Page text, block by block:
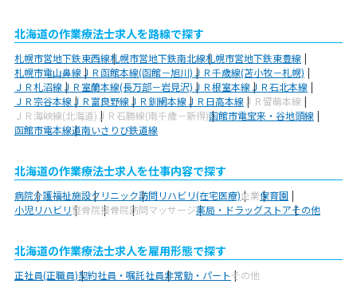
北海道の作業療法士求人を路線で探す
札幌市営地下鉄東西線札幌市営地下鉄南北線札幌市営地下鉄東豊線
札幌市電山鼻線ＪＲ函館本線(函館－旭川)ＪＲ千歳線(苫小牧－札幌)
ＪＲ札沼線ＪＲ室蘭本線(長万部－岩見沢)ＪＲ根室本線ＪＲ石北本線
ＪＲ宗谷本線ＪＲ富良野線ＪＲ釧網本線ＪＲ日高本線 ＪＲ留萌本線
ＪＲ海峡線(北海道) ＪＲ石勝線(南千歳－新得)函館市電宝来・谷地頭線
函館市電本線道南いさりび鉄道線
北海道の作業療法士求人を仕事内容で探す
病院介護福祉施設クリニック訪問リハビリ(在宅医療)企業保育園
小児リハビリ整骨院接骨院訪問マッサージ薬局・ドラッグストアその他
北海道の作業療法士求人を雇用形態で探す
正社員(正職員)契約社員・嘱託社員非常勤・パートその他